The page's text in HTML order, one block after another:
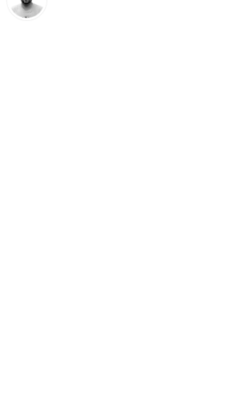
Tercera derrota de la
pudieron ganar ante el Gran
quicio a los de verde y
equipo malagueño tras caer
victoria del Valencia Basket